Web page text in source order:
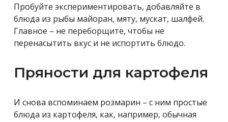
Пробуйте экспериментировать, добавляйте в
блюда из рыбы майоран, мяту, мускат, шалфей.
Главное – не переборщите, чтобы не
перенасытить вкус и не испортить блюдо.
Пряности для картофеля
И снова вспоминаем розмарин – с ним простые
блюда из картофеля, как, например, обычная